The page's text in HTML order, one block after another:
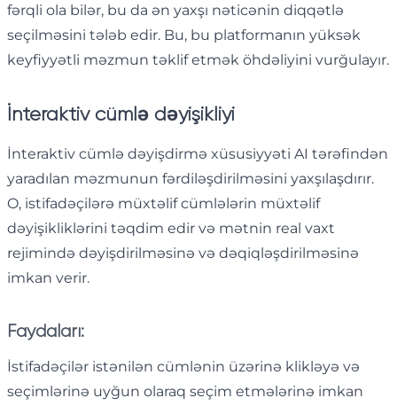
fərqli ola bilər, bu da ən yaxşı nəticənin diqqətlə
seçilməsini tələb edir. Bu, bu platformanın yüksək
keyfiyyətli məzmun təklif etmək öhdəliyini vurğulayır.
İnteraktiv cümlə dəyişikliyi
İnteraktiv cümlə dəyişdirmə xüsusiyyəti AI tərəfindən
yaradılan məzmunun fərdiləşdirilməsini yaxşılaşdırır.
O, istifadəçilərə müxtəlif cümlələrin müxtəlif
dəyişikliklərini təqdim edir və mətnin real vaxt
rejimində dəyişdirilməsinə və dəqiqləşdirilməsinə
imkan verir.
Faydaları:
İstifadəçilər istənilən cümlənin üzərinə klikləyə və
seçimlərinə uyğun olaraq seçim etmələrinə imkan